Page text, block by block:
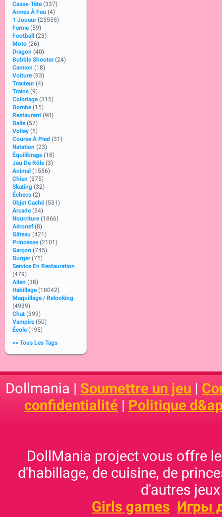
Casse-Tête (337)
Armes À Feu (4)
1 Joueur (25555)
Ferme (59)
Football
(23)
Moto (26)
Dragon (40)
Bubble Shooter (24)
Camion (18)
Voiture (93)
Tracteur (4)
Trains (9)
Coloriage (315)
Bombe (15)
Restaurant (98)
Balle (57)
Volley (5)
Course À Pied (31)
Natation (23)
Équilibrage (18)
Jeu De Rôle (3)
Animal (1556)
Chien (375)
Skating (32)
Échecs (2)
Objet Caché (531)
Arcade (34)
Nourriture (1866)
Aéronef (8)
Gâteau (421)
Princesse (2101)
Garçon (745)
Burger (75)
Service En Restauration
(479)
Alien (38)
Habillage (18042)
Maquillage / Relooking
(4939)
Chat (399)
Vampire (50)
École (195)
>> Tous Les Tags
Dollmania | Soumettre un jeu |
confidentialité | Politique
DollMania project vous offre
d'habillage, de cuisine, de
d'autres
Girls games Игры